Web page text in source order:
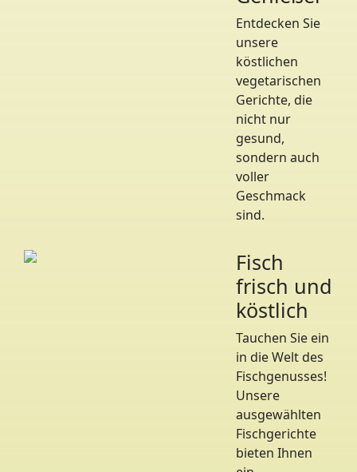
Entdecken Sie
unsere
köstlichen
vegetarischen
Gerichte, die
nicht nur
gesund,
sondern auch
voller
Geschmack
sind.
Fisch
frisch und
köstlich
Tauchen Sie ein
in die Welt des
Fischgenusses!
Unsere
ausgewählten
Fischgerichte
bieten Ihnen